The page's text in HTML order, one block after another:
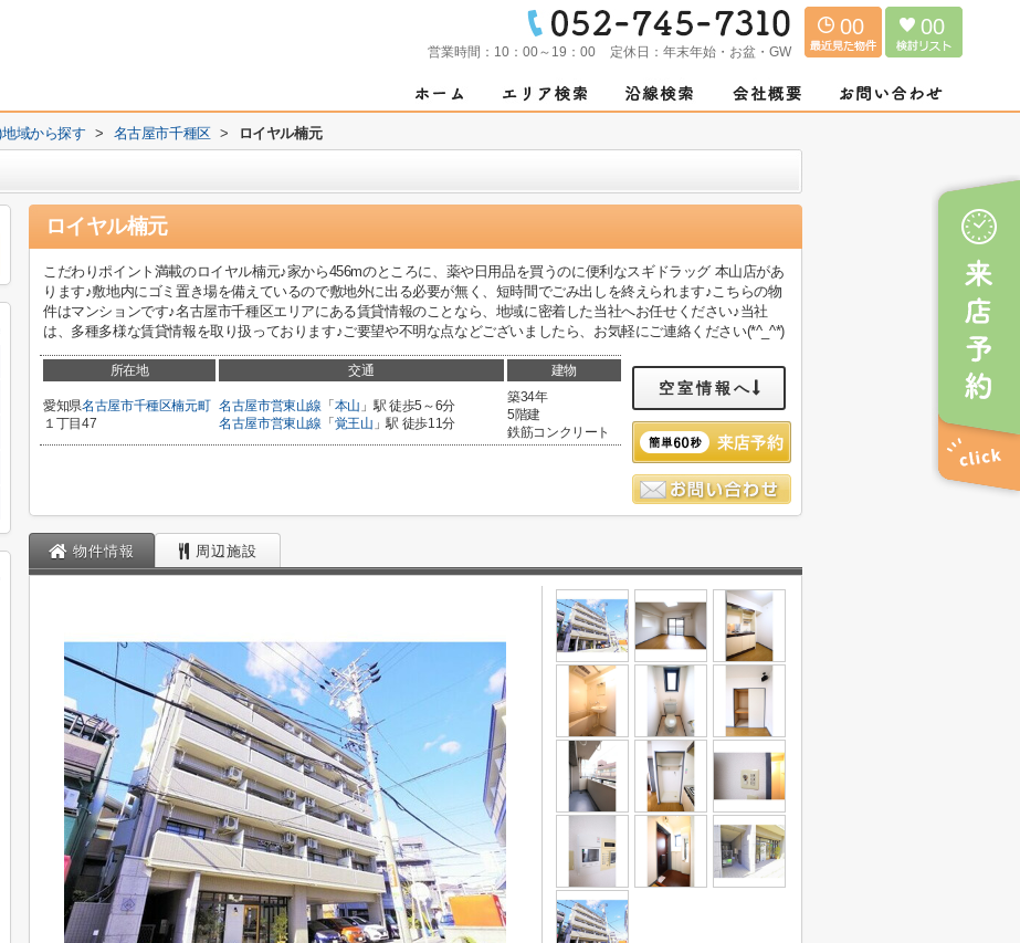
営業時間： 10：00～19：00 定休日： 年末年始・お盆・GW
00 00
地域から探す > 名古屋市千種区 > ロイヤル楠元
ロイヤル楠元
こだわりポイント満載のロイヤル楠元♪家から456mのところに、薬や日用品を買うのに便利なスギドラッグ 本山店があ
ります♪敷地内にゴミ置き場を備えているので敷地外に出る必要が無く、短時間でごみ出しを終えられます♪こちらの物
件はマンションです♪名古屋市千種区エリアにある賃貸情報のことなら、地域に密着した当社へお任せください♪当社
は、多種多様な賃貸情報を取り扱っております♪ご要望や不明な点などございましたら、お気軽にご連絡ください(*^_^*)
所在地 交通 建物
愛知県名古屋市千種区楠元町
１丁目47
名古屋市営東山線 「 本山 」駅 徒歩5～6分
名古屋市営東山線 「 覚王山 」駅 徒歩11分
築34年
5階建
鉄筋コンクリート
空室情報へ
物件情報 周辺施設